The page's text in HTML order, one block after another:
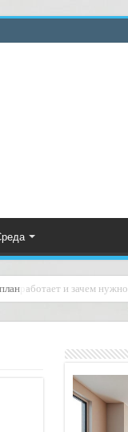
работает и зачем нужно